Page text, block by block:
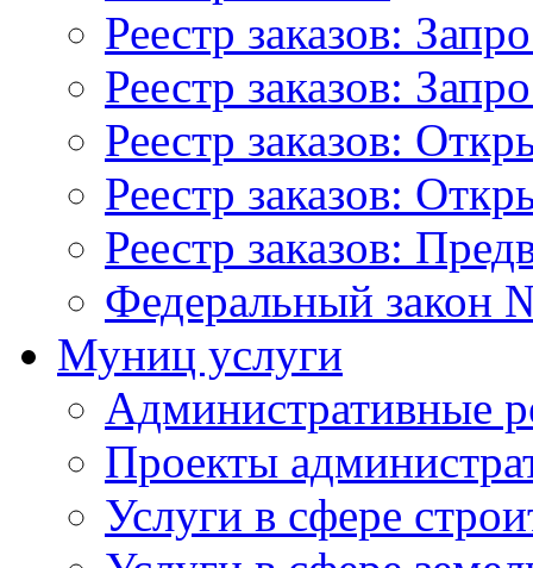
Реестр заказов:
Реестр заказов:
Реестр заказов:
Реестр заказов:
Реестр заказов:
Федеральный закон
Муниц услуги
Административные
Проекты
Услуги в сфере